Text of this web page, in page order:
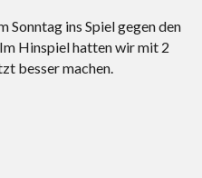
ins Spiel gegen den
Hinspiel hatten wir mit 2
besser machen.